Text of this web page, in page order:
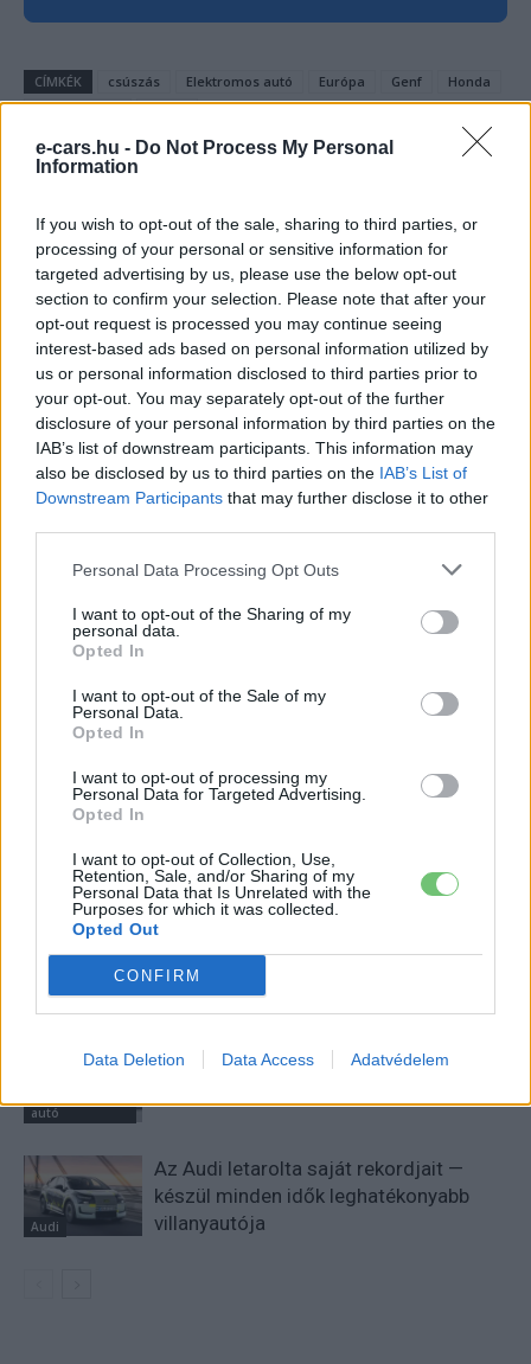
e-cars.hu - Do Not Process My Personal
Information
If you wish to opt-out of the sale, sharing to third parties, or
processing of your personal or sensitive information for
targeted advertising by us, please use the below opt-out
section to confirm your selection. Please note that after your
opt-out request is processed you may continue seeing
interest-based ads based on personal information utilized by
us or personal information disclosed to third parties prior to
your opt-out. You may separately opt-out of the further
disclosure of your personal information by third parties on the
IAB’s list of downstream participants. This information may
also be disclosed by us to third parties on the IAB’s List of
Downstream Participants that may further disclose it to other
Personal Data Processing Opt Outs
I want to opt-out of the Sharing of my
personal data.
Opted In
I want to opt-out of the Sale of my
Personal Data.
Opted In
I want to opt-out of processing my
Personal Data for Targeted Advertising.
Opted In
I want to opt-out of Collection, Use,
Retention, Sale, and/or Sharing of my
Personal Data that Is Unrelated with the
Purposes for which it was collected.
Opted Out
CONFIRM
Data Deletion Data Access Adatvédelem
CÍMKÉK csúszás Elektromos autó Európa Genf
Honda
Honda Urban
Urban
Eriqo
KAPCSOLÓDÓ CIKKEK
Kína szigorú határt szabott: legfeljebb
akkumulátor-kijelzőjén
Elektromos
álomhatárt, és lekörözte a Changant
autó
9 perc töltés, 450 kilométer hatótáv –
ezzel indulhat harcba a Xpeng új
szabadidő-autója Európában
Elektromos
autó
4000 állomás, 108 másodperc: itt a Nio
Audi
Az Audi letarolta saját rekordjait —
készül minden idők leghatékonyabb
villanyautója